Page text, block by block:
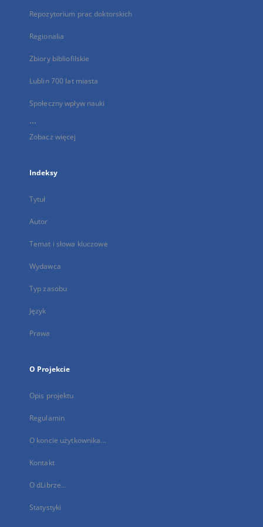
Repozytorium prac doktorskich
Regionalia
Zbiory bibliofilskie
Lublin 700 lat miasta
Społeczny wpływ nauki
...
Zobacz więcej
Indeksy
Tytuł
Autor
Temat i słowa kluczowe
Wydawca
Typ zasobu
Język
Prawa
O Projekcie
Opis projektu
Regulamin
O koncie użytkownika...
Kontakt
O dLibrze...
Statystyki